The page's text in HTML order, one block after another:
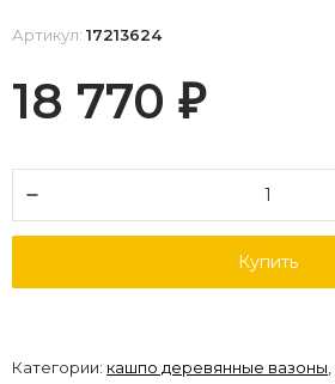
Артикул: 17213624
18 770 ₽
Купить
Категории: кашпо деревянные вазоны,